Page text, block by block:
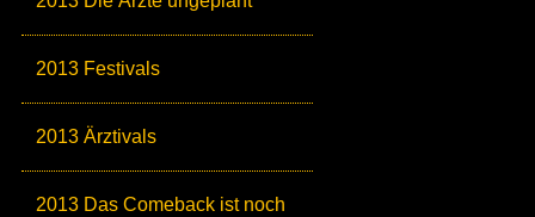
2013 Festivals
2013 Ärztivals
2013 Das Comeback ist noch